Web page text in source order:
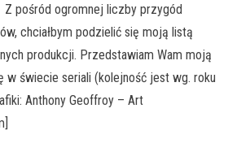
Z pośród ogromnej liczby przygód
chciałbym podzielić się moją listą
produkcji. Przedstawiam Wam moją
w świecie seriali (kolejność jest wg. roku
Anthony Geoffroy – Art